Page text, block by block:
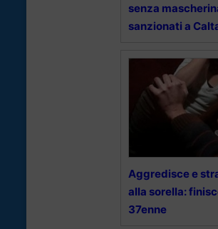
senza
sanzionati a
Aggredisce e
alla sorella:
37enne